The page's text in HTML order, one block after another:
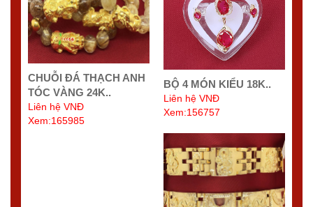
CHUỖI ĐÁ THẠCH ANH
TÓC VÀNG 24K..
Liên hệ VNĐ
Xem:165985
BỘ 4 MÓN KIỂU 18K..
Liên hệ VNĐ
Xem:156757